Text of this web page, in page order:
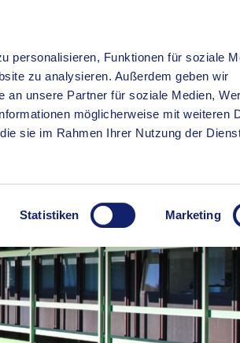
personalisieren, Funktionen für soziale
zu analysieren. Außerdem geben wir
an unsere Partner für soziale Medien,
möglicherweise mit weiteren
sie im Rahmen Ihrer Nutzung der
Statistiken Marketing
WIRTSCHAFT BILDUNG